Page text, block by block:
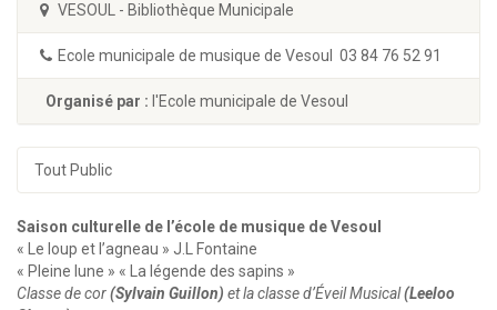
VESOUL - Bibliothèque Municipale
Ecole municipale de musique de Vesoul 03 84 76 52 91
Organisé par : l'Ecole municipale de Vesoul
Tout Public
Saison culturelle de l’école de musique de Vesoul
« Le loup et l’agneau » J.L Fontaine
« Pleine lune » « La légende des sapins »
Classe de cor(Sylvain Guillon) et la classe d’Éveil Musical(Leeloo